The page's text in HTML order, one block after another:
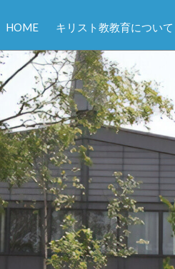
HOME キリスト教教育について